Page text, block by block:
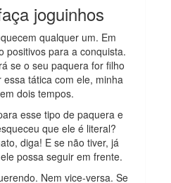
joguinhos
qualquer um. Em
positivos para a conquista.
se o seu paquera for filho
tática com ele, minha
dois tempos.
esse tipo de paquera e
que ele é literal?
diga! E se não tiver, já
possa seguir em frente.
Nem vice-versa. Se